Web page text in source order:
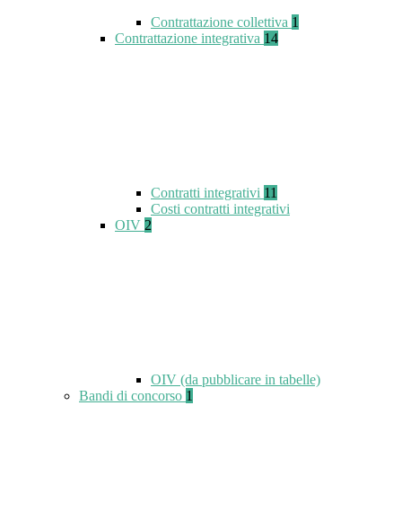
Contrattazione collettiva 1
Contrattazione integrativa 14
Contratti integrativi 11
Costi contratti integrativi
OIV 2
OIV (da pubblicare in tabelle)
Bandi di concorso 1